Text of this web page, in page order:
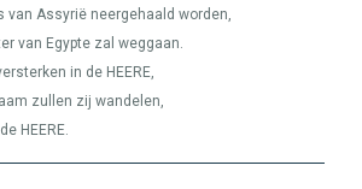
van Assyrië neergehaald worden,
van Egypte zal weggaan.
in de HEERE,
zullen zij wandelen,
HEERE.